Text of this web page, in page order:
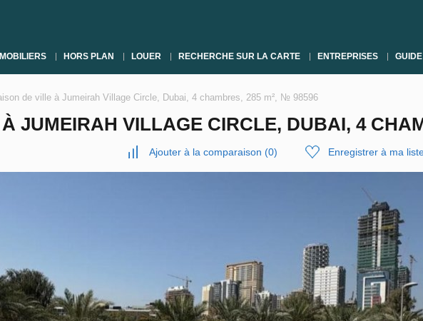
HORS PLAN LOUER RECHERCHE SUR LA CARTE ENTREPRISES GUIDE
de ville à Jumeirah Village Circle, Dubai, 4 chambres, 285 m², № 98596
JUMEIRAH VILLAGE CIRCLE, DUBAI, 4
Ajouter à la comparaison (0) Enregistrer à ma